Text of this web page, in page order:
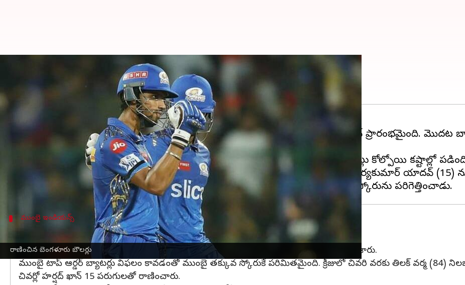
రాణించిన బెంగళూరు బౌలర్లు
చెలరేగిన తిలక్ వర్మ.. ముంబై స్కోరు ఎంతటే!
Jayachandra Akuri Apr 02, 2023 09:35 pm
బెంగళూర్‌లోని చిన్న స్వామి స్టేడియంలోముంబై ఇండియన్స్, బెంగళూర్ మధ్య ఆదివారం మ్యాచ్ ప్రారంభమైంది. మొదట
లభించలేదు. ఓపెనర్లు ఇషాన్ కిషన్ (10), కెప్టెన్ రోహిత్ శర్మ(1) పూర్తిగా నిరాశ పరిచారు.
అనంతరం క్రీజులోకి వచ్చిన కామరూన్ గ్రీన్ (5) బౌల్డ్ కావడంతో ముంబై 20 పరుగులకే 3 వికెట్లు కోల్పోయి కష్టాల్లో
సూర్యకుమార్ యాదవ్, తిలక్ వర్మ ఇన్నింగ్స్ ను చక్కదిద్దే ప్రయత్నం చేశాడు. అనంతరం సూర్యకుమార్ యాదవ్ (15)
ముంబై ఇండియన్స్
ముంబై మిడిలార్డర్ బ్యాటర్లు విఫలం
బెంగళూరు బౌలర్లలో కరణ్ శర్మ రెండు వికెట్లు, సిరాజ్, టోప్లే, హర్షద్ పటేల్, బ్రాస్ వెల్ తలో ఓ వికెట్ తీశారు.
ముంబై టాప్ ఆర్డర్ బ్యాటర్లు విఫలం కావడంతో ముంబై తక్కువ స్కోరుకే పరిమితమైంది. క్రీజులో చివరి వరకు తిలక్ వర్మ (84)
చివర్లో హర్షద్ ఖాన్ 15 పరుగులతో రాణించారు.